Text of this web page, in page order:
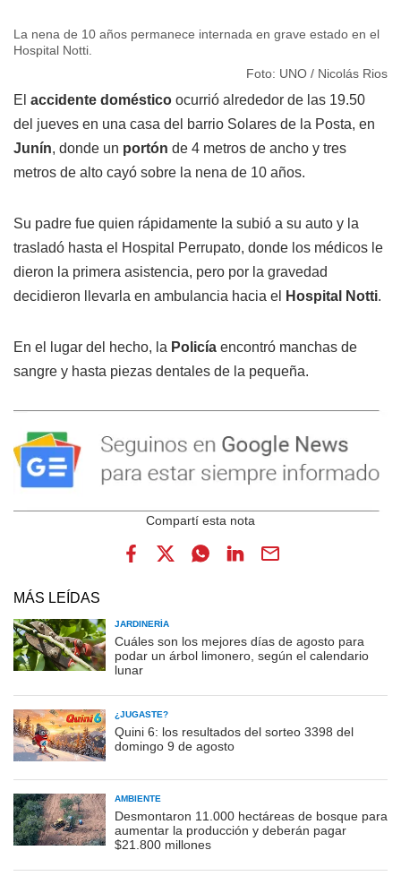
La nena de 10 años permanece internada en grave estado en el
Hospital Notti.
Foto: UNO / Nicolás Rios
El accidente doméstico ocurrió alrededor de las 19.50
del jueves en una casa del barrio Solares de la Posta, en
Junín, donde un portón de 4 metros de ancho y tres
metros de alto cayó sobre la nena de 10 años.
Su padre fue quien rápidamente la subió a su auto y la
trasladó hasta el Hospital Perrupato, donde los médicos le
dieron la primera asistencia, pero por la gravedad
decidieron llevarla en ambulancia hacia el
Hospital Notti.
En el lugar del hecho, la Policía encontró manchas de
sangre y hasta piezas dentales de la pequeña.
MÁS LEÍDAS
JARDINERÍA
Cuáles son los mejores días de agosto para
podar un árbol limonero, según el calendario
lunar
¿JUGASTE?
Quini 6: los resultados del sorteo 3398 del
domingo 9 de agosto
AMBIENTE
Desmontaron 11.000 hectáreas de bosque para
aumentar la producción y deberán pagar
$21.800 millones